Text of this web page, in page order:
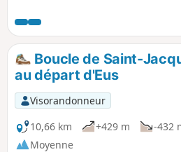
entretenus et pacagés. Retour
Bois de l'Orri, de grands pacages
utilisés. Après l'antenne, un
enherbé ramène au village.
de bons chemins balisés, des
forestiers et un bout de piste
La trace gpx peut s'avérer utile. =>
nouveaux balisages bizarres sont
prêtent à confusion, aux
Boucle de Saint-
au départ d'Eus
Visorandonneur
10,66 km
+429 m -432
Moyenne